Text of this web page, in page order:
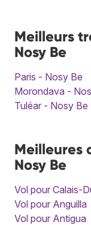
Meilleurs
Nosy Be
Paris - Nosy Be
Morondava -
Tuléar - Nosy Be
Meilleures
Nosy Be
Vol pour Calais-
Vol pour Anguilla
Vol pour Antigua